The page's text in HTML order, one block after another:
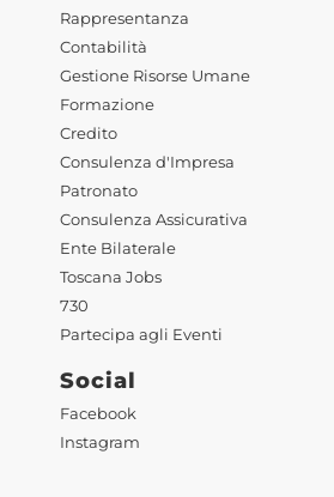
Rappresentanza
Contabilità
Gestione Risorse Umane
Formazione
Credito
Consulenza d'Impresa
Patronato
Consulenza Assicurativa
Ente Bilaterale
Toscana Jobs
730
Partecipa agli Eventi
Social
Facebook
Instagram